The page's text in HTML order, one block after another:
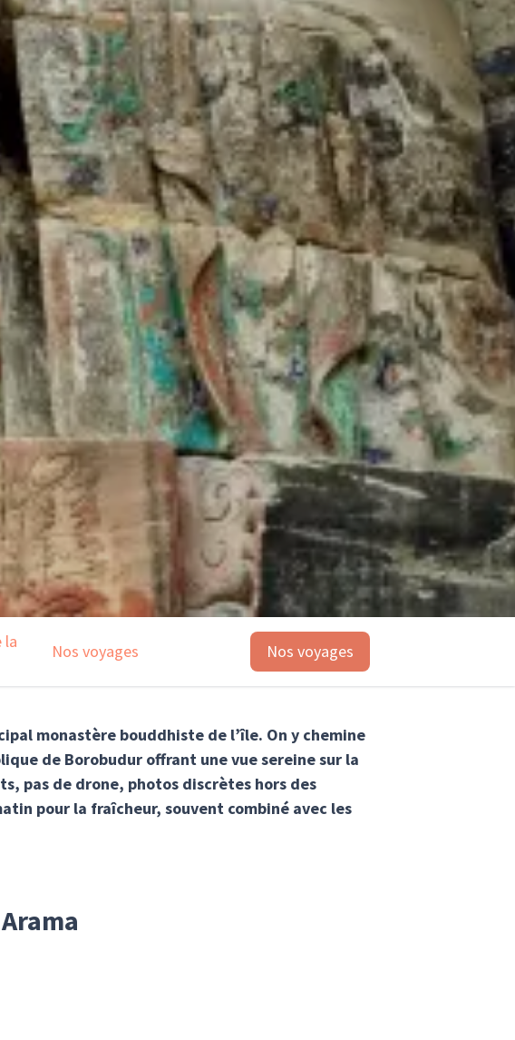
la
Nos voyages Nos voyages
monastère bouddhiste de l’île. On y chemine
de Borobudur offrant une vue sereine sur la
pas de drone, photos discrètes hors des
pour la fraîcheur, souvent combiné avec les